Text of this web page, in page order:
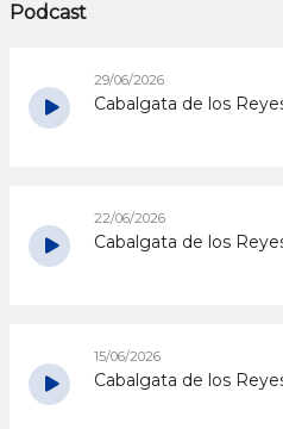
Podcast
29/06/2026
22/06/2026
15/06/2026